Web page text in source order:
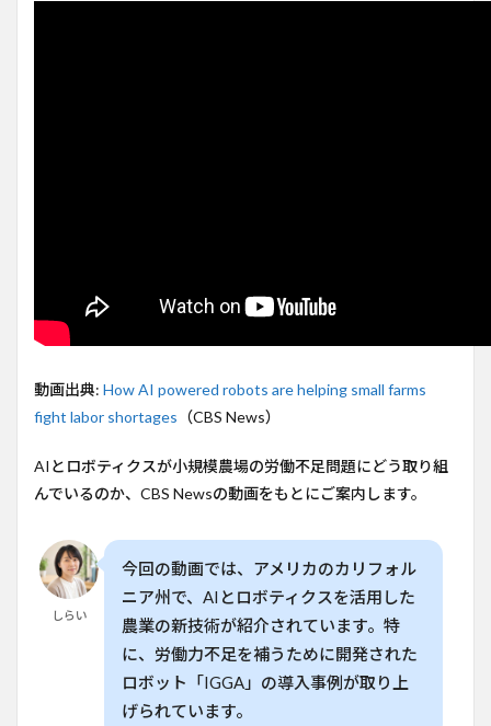
AIロ
ボッ
登場
3
ロボ
が農
労働
を効
率化
4
動画出典: How AI powered robots are helping small farms
fight labor shortages （CBS News）
AIとロボティクスが小規模農場の労働不足問題にどう取り組
んでいるのか、CBS Newsの動画をもとにご案内します。
しらい
今回の動画では、アメリカのカリフォル
ニア州で、AIとロボティクスを活用した
農業の新技術が紹介されています。特
に、労働力不足を補うために開発された
ロボット「IGGA」の導入事例が取り上
げられています。